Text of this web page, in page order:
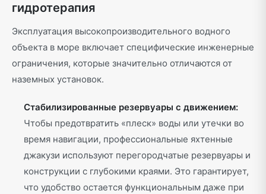
гидротерапия
Эксплуатация высокопроизводительного водного
объекта в море включает специфические инженерные
ограничения, которые значительно отличаются от
наземных установок.
Стабилизированные резервуары с движением:
Чтобы предотвратить «плеск» воды или утечки во
время навигации, профессиональные яхтенные
джакузи используют перегородчатые резервуары и
конструкции с глубокими краями. Это гарантирует,
что удобство остается функциональным даже при